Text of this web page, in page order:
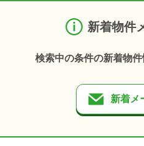
新着物件
検索中の条件の新着物
新着メ